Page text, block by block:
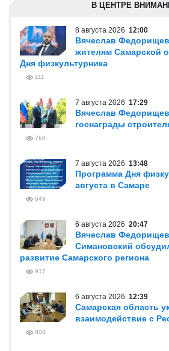
В ЦЕНТРЕ
8 августа 2026 12:00
Вячеслав
жителям Самарской
Дня физкультурника
111
7 августа 2026 17:29
Вячеслав
госнаграды
768
7 августа 2026 13:48
Программа Дня
августа в Самаре
649
6 августа 2026 20:47
Вячеслав
Симановский
развитие Самарского региона
917
6 августа 2026 12:39
Самарская область
взаимодействие с
804